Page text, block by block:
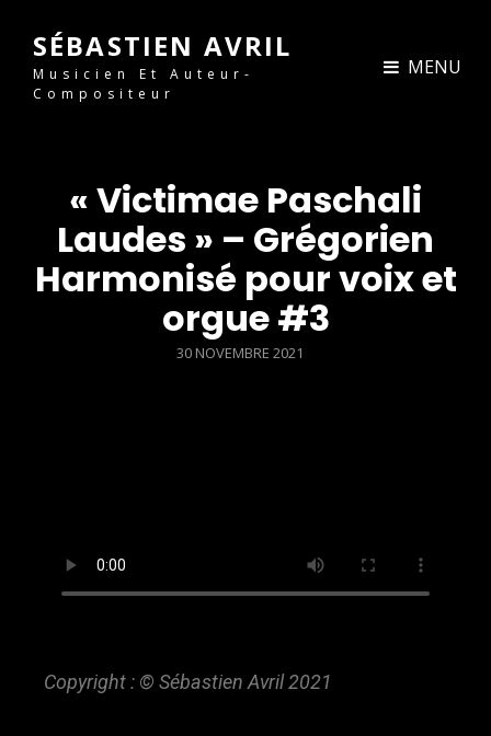
SÉBASTIEN AVRIL
Musicien Et Auteur-
Compositeur
MENU
« Victimae Paschali
Laudes » – Grégorien
Harmonisé pour voix et
orgue #3
30 NOVEMBRE 2021
Copyright : © Sébastien Avril 2021